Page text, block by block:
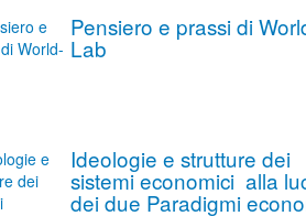
Pensiero e prassi di
Lab
Ideologie e strutture dei
sistemi economici alla
dei due Paradigmi